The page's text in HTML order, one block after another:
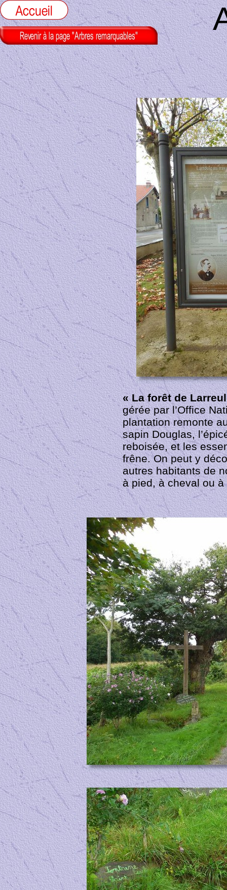
« La forêt de
gérée par l’Office
plantation remonte
sapin Douglas,
reboisée, et les
frêne. On peut y
autres habitants de
à pied, à cheval ou à